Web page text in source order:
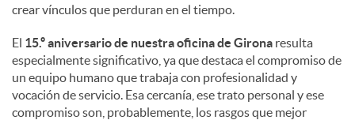
crear vínculos que perduran en el tiempo.
El 15.º aniversario de nuestra oficina de Girona resulta
especialmente significativo, ya que destaca el compromiso de
un equipo humano que trabaja con profesionalidad y
vocación de servicio. Esa cercanía, ese trato personal y ese
compromiso son, probablemente, los rasgos que mejor